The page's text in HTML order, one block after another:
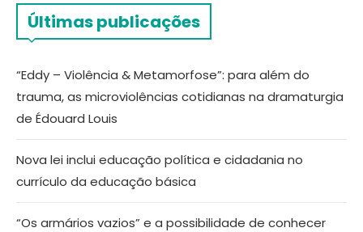
Últimas publicações
“Eddy – Violência & Metamorfose”: para além do
trauma, as microviolências cotidianas na dramaturgia
de Édouard Louis
Nova lei inclui educação política e cidadania no
currículo da educação básica
“Os armários vazios” e a possibilidade de conhecer